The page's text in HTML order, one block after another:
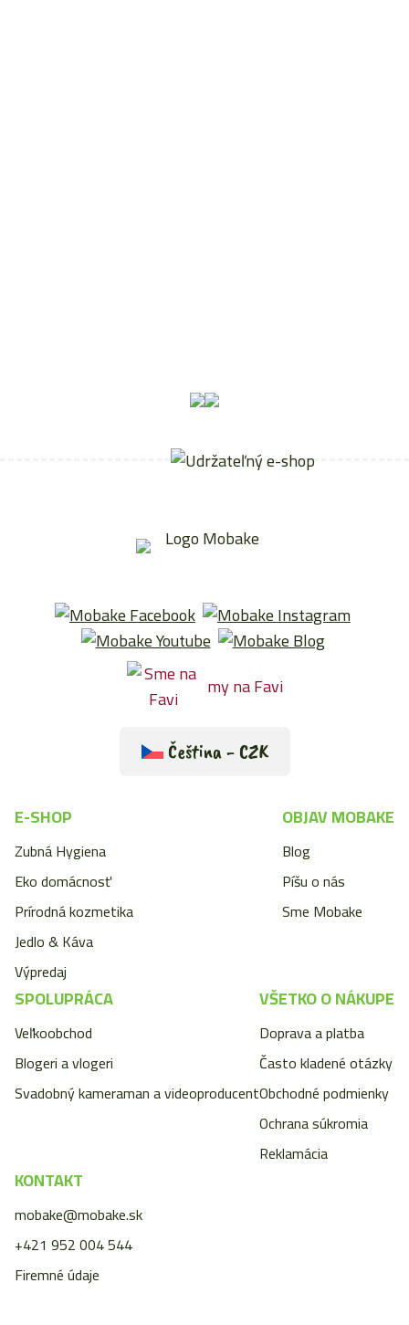
my na Favi
Čeština - CZK
E-SHOP
Zubná Hygiena
Eko domácnosť
Prírodná kozmetika
Jedlo & Káva
Výpredaj
OBJAV MOBAKE
Blog
Píšu o nás
Sme Mobake
SPOLUPRÁCA
Veľkoobchod
Blogeri a vlogeri
Svadobný kameraman a videoproducent
VŠETKO O NÁKUPE
Doprava a platba
Často kladené otázky
Obchodné podmienky
Ochrana súkromia
Reklamácia
KONTAKT
mobake@mobake.sk
+421 952 004 544
Firemné údaje